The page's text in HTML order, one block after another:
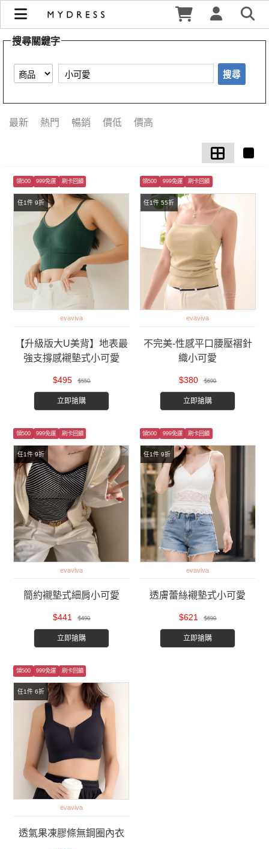
【小可愛】搜尋結果 | MYDRESS 時裳韓風
搜尋關鍵字
搜尋
最新 熱門 暢銷 價低 價高
任1件 9折
領500 999免運 刷卡回饋
evaviva
【升級版大U美背】地表最
強支撐感襯墊式小可愛
$495 $550
立即搶購
任1件 55折
領500 999免運 刷卡回饋
evaviva
不完美-性感平口腰壓褶針
織小可愛
$380 $690
立即搶購
任1件 9折
領500 999免運 刷卡回饋
evaviva
簡約襯墊式細肩小可愛
$441 $490
立即搶購
任1件 9折
領500 999免運 刷卡回饋
evaviva
透膚蕾絲襯墊式小可愛
$621 $690
立即搶購
任1件 6折
領500 999免運 刷卡回饋
evaviva
透氣果凍膠條無鋼圈內衣